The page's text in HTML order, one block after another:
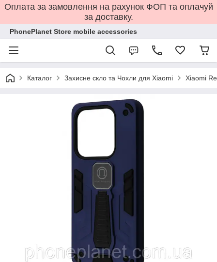
Оплата за замовлення на рахунок ФОП та оплачуй
за доставку.
PhonePlanet Store mobile accessories
Каталог Захисне скло та Чохли для Xiaomi Xiaomi